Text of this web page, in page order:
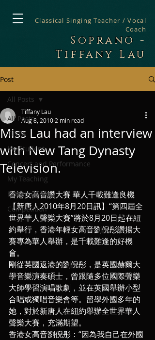
Classical Singing Teacher / Vocal
Coach
Soprano -
Tiffany Lau
Post
All Posts
TLVPA
My Student
Concert and Performance
My Teaching
Examination
Competition
All Posts
Miss Lau had an interview
with New Tang Dynasty
Television.
Tiffany Lau
Aug 8, 2010 2 min read
香港女高音讚大賽 華人千載難逢良機
【新唐人2010年8月20日訊】“第四屆全
世界華人聲樂大賽”將於8月20日起在紐
約舉行，香港年輕女高音劉倪彤讚揚大
賽專為華人舉辦，是千載難逢的好機
會。
剛從英國返港的劉倪彤，是英國赫爾大
學音樂演奏碩士，曾跟隨多位國際聲樂
大師學習演唱歌劇，並在英國舉辦小型
合唱或獨唱音樂會等。留學外國多年的
她，對於新唐人在紐約舉辦全世界華人
聲樂大賽，充滿期望。
香港女高音劉倪彤：“因為我自己在外國